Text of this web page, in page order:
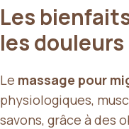
Les
les
Le massage pour
physiologiques,
savons, grâce à des